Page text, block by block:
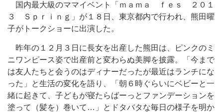
国内最大級のママイベント「ｍａｍａ ｆｅｓ ２０１
３ Ｓｐｒｉｎｇ」が１８日、東京都内で行われ、熊田曜
子がトークショーに出演した。
昨年の１２月３日に長女を出産した熊田は、ピンクのミ
ニワンピース姿で出産前と変わらぬ美脚を披露。「今まで
は友人たちと会うのはディナーだったが最近はランチにな
った」と生活の変化を語り、「朝６時ぐらいにベビーと一
緒に起きて、子どもが寝たらばーっとファンデーションを
塗って（髪を）巻いて…」とドタバタな毎日の様子を明か